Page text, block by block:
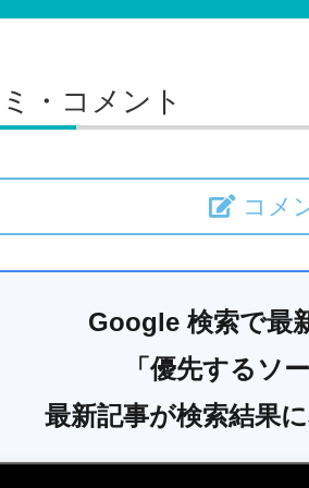
・コメント
コメ
Google 検索で最
「優先するソ
最新記事が検索結果